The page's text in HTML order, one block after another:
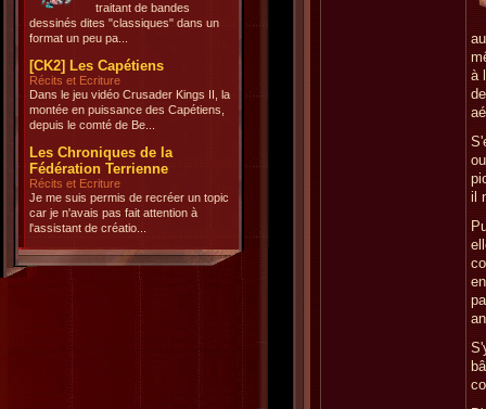
traitant de bandes
dessinés dites "classiques" dans un
format un peu pa...
[CK2] Les Capétiens
Récits et Ecriture
Dans le jeu vidéo Crusader Kings II, la
montée en puissance des Capétiens,
depuis le comté de Be...
Les Chroniques de la
Fédération Terrienne
Récits et Ecriture
Je me suis permis de recréer un topic
car je n'avais pas fait attention à
l'assistant de créatio...
à
il